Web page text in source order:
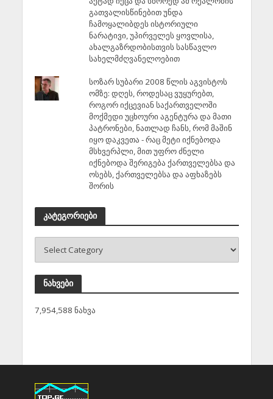
გათვალისწინებით უნდა
ჩამოყალიბდეს ისტორიული
ნარატივი, უპირველეს ყოვლისა,
ახალგაზრდობისთვის სასწავლო
სახელმძღვანელოებით
სოზარ სუბარი 2008 წლის აგვისტოს
ომზე: დღეს, როდესაც ვუყურებთ,
როგორ იქცევიან საქართველოში
მოქმედი უცხოური აგენტურა და მათი
პატრონები, ნათლად ჩანს, რომ მაშინ
იყო დაკვეთა - რაც მეტი იქნებოდა
მსხვერპლი, მით უფრო ძნელი
იქნებოდა შერიგება ქართველებსა და
ოსებს, ქართველებსა და აფხაზებს
შორის
კატეგორიები
ნახვები
7,954,588 ნახვა